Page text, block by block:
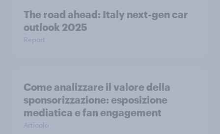
The road ahead: Italy next-gen car
outlook 2025
Report
Come analizzare il valore della
sponsorizzazione: esposizione
mediatica e fan engagement
Articolo